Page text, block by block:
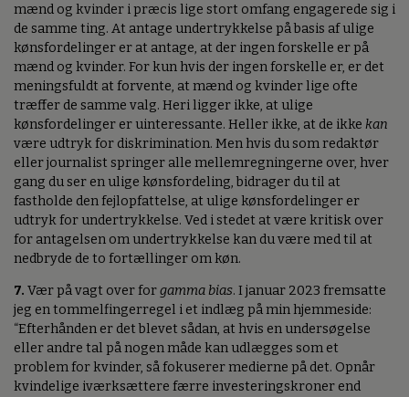
mænd og kvinder i præcis lige stort omfang engagerede sig i
de samme ting. At antage undertrykkelse på basis af ulige
kønsfordelinger er at antage, at der ingen forskelle er på
mænd og kvinder. For kun hvis der ingen forskelle er, er det
meningsfuldt at forvente, at mænd og kvinder lige ofte
træffer de samme valg. Heri ligger ikke, at ulige
kønsfordelinger er uinteressante. Heller ikke, at de ikke kan
være udtryk for diskrimination. Men hvis du som redaktør
eller journalist springer alle mellemregningerne over, hver
gang du ser en ulige kønsfordeling, bidrager du til at
fastholde den fejlopfattelse, at ulige kønsfordelinger er
udtryk for undertrykkelse. Ved i stedet at være kritisk over
for antagelsen om undertrykkelse kan du være med til at
nedbryde de to fortællinger om køn.
7. Vær på vagt over forgamma bias. I januar 2023 fremsatte
jeg en tommelfingerregel i et indlæg på min hjemmeside:
“Efterhånden er det blevet sådan, at hvis en undersøgelse
eller andre tal på nogen måde kan udlægges som et
problem for kvinder, så fokuserer medierne på det. Opnår
kvindelige iværksættere færre investeringskroner end